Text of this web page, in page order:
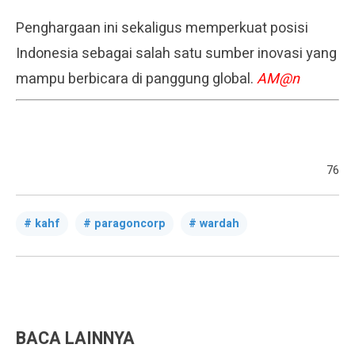
Penghargaan ini sekaligus memperkuat posisi
Indonesia sebagai salah satu sumber inovasi yang
mampu berbicara di panggung global.AM@n
76
kahf paragoncorp wardah
BACA LAINNYA